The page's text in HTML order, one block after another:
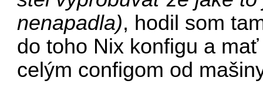
nenapadla), hodil som
do toho Nix konfigu a
celým configom od